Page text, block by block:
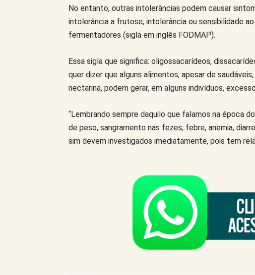
No entanto, outras intolerâncias podem causar
intolerância a frutose, intolerância ou sensibilidade
fermentadores (sigla em inglês FODMAP).
Essa sigla que significa: oligossacarídeos,
quer dizer que alguns alimentos, apesar de
nectarina, podem gerar, em alguns indivíduos,
“Lembrando sempre daquilo que falamos na época
de peso, sangramento nas fezes, febre, anemia,
sim devem investigados imediatamente, pois tem